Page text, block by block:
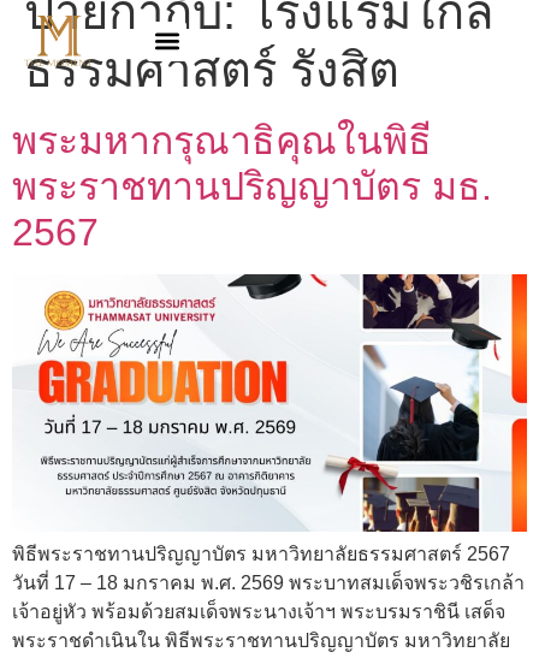
ป้ายกำกับ: โรงแรมใกล้
ธรรมศาสตร์ รังสิต
พระมหากรุณาธิคุณในพิธี
พระราชทานปริญญาบัตร มธ.
2567
พิธีพระราชทานปริญญาบัตร มหาวิทยาลัยธรรมศาสตร์ 2567
วันที่ 17 – 18 มกราคม พ.ศ. 2569 พระบาทสมเด็จพระวชิรเกล้า
เจ้าอยู่หัว พร้อมด้วยสมเด็จพระนางเจ้าฯ พระบรมราชินี เสด็จ
พระราชดำเนินใน พิธีพระราชทานปริญญาบัตร มหาวิทยาลัย